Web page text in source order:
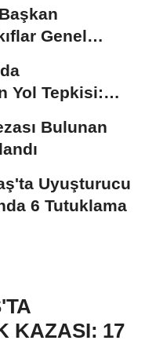
Genel
Yol Tepkisi:
Bulunan
Uyuşturucu
6 Tutuklama
KAZASI: 17